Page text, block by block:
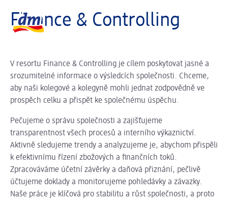
Finance & Controlling
V resortu Finance & Controlling je cílem poskytovat jasné a
srozumitelné informace o výsledcích společnosti. Chceme,
aby naši kolegové a kolegyně mohli jednat zodpovědně ve
prospěch celku a přispět ke společnému úspěchu.
Pečujeme o správu společnosti a zajišťujeme
transparentnost všech procesů a interního výkaznictví.
Aktivně sledujeme trendy a analyzujeme je, abychom přispěli
k efektivnímu řízení zbožových a finančních toků.
Zpracováváme účetní závěrky a daňová přiznání, pečlivě
účtujeme doklady a monitorujeme pohledávky a závazky.
Naše práce je klíčová pro stabilitu a růst společnosti, a proto